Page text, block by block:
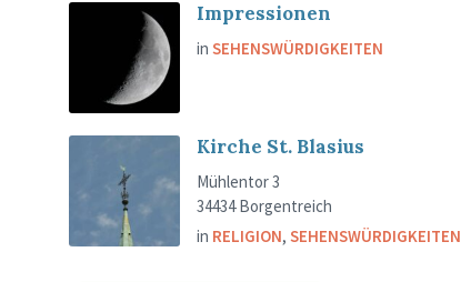
Impressionen
in SEHENSWÜRDIGKEITEN
Kirche St. Blasius
Mühlentor 3
34434 Borgentreich
in RELIGION, SEHENSWÜRDIGKEITEN